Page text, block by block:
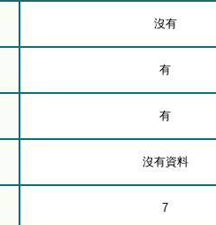
沒有
有
有
沒有資料
7